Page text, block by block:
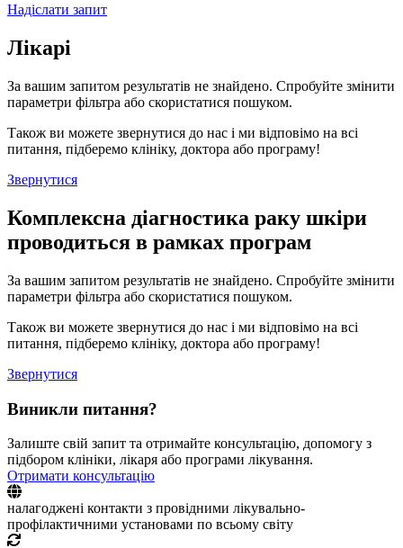
Надіслати запит
Лікарі
За вашим запитом результатів не знайдено. Спробуйте змінити
параметри фільтра або скористатися пошуком.
Також ви можете звернутися до нас і ми відповімо на всі
питання, підберемо клініку, доктора або програму!
Звернутися
Комплексна діагностика раку шкіри
проводиться в рамках програм
За вашим запитом результатів не знайдено. Спробуйте змінити
параметри фільтра або скористатися пошуком.
Також ви можете звернутися до нас і ми відповімо на всі
питання, підберемо клініку, доктора або програму!
Звернутися
Виникли питання?
Залиште свій запит та отримайте консультацію, допомогу з
підбором клініки, лікаря або програми лікування.
Отримати консультацію
налагоджені контакти з провідними лікувально-
профілактичними установами по всьому світу